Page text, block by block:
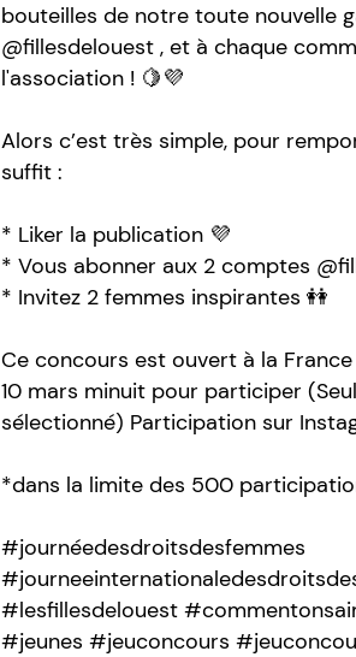
bouteilles de notre toute nouvelle
@fillesdelouest , et à chaque
l'association ! 🍋💜
Alors c’est très simple, pour
suffit :
* Liker la publication 💜
* Vous abonner aux 2 comptes
* Invitez 2 femmes inspirantes 👭
Ce concours est ouvert à la
10 mars minuit pour participer
sélectionné) Participation sur
*dans la limite des 500
#journéedesdroitsdesfemmes
#lesfillesdelouest
#jeunes #jeuconcours